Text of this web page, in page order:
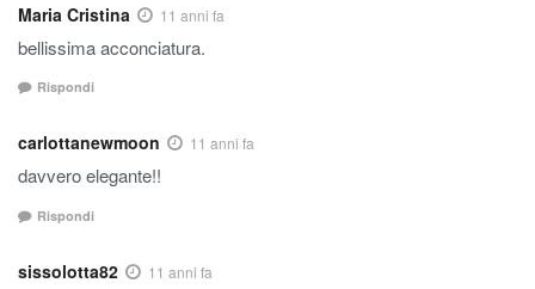
Maria Cristina 11 anni fa
bellissima acconciatura.
Rispondi
carlottanewmoon 11 anni fa
davvero elegante!!
Rispondi
sissolotta82 11 anni fa